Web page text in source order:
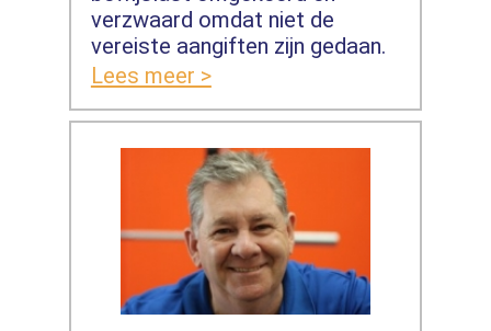
verzwaard omdat niet de
vereiste aangiften zijn gedaan.
Lees meer >